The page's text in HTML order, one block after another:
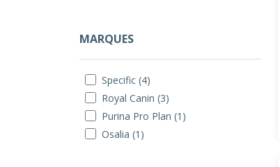
MARQUES
Specific (4)
Royal Canin (3)
Purina Pro Plan (1)
Osalia (1)